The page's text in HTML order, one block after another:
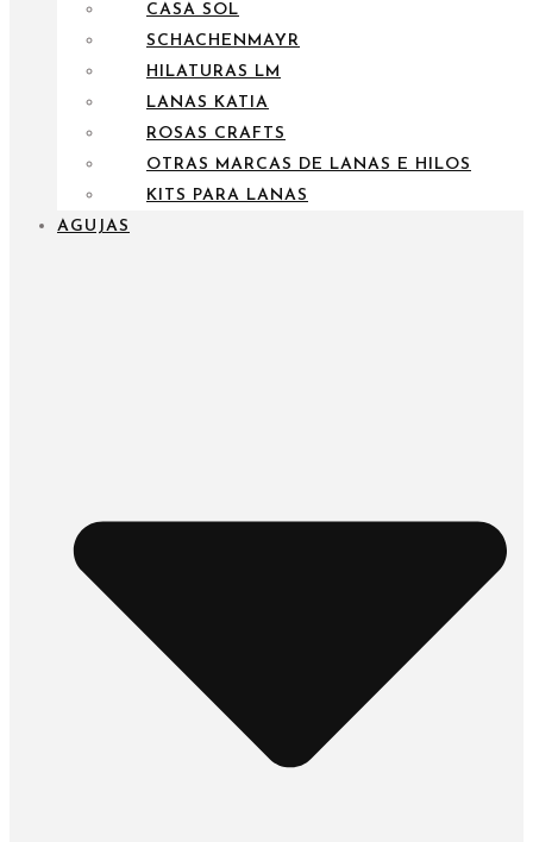
CASA SOL
SCHACHENMAYR
HILATURAS LM
LANAS KATIA
ROSAS CRAFTS
OTRAS MARCAS DE LANAS E HILOS
KITS PARA LANAS
AGUJAS